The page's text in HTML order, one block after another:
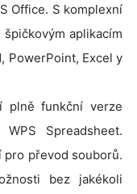
Office. S komplexní
aplikacím
PowerPoint, Excel y
plně funkční verze
Spreadsheet.
pro převod souborů.
bez jakékoli